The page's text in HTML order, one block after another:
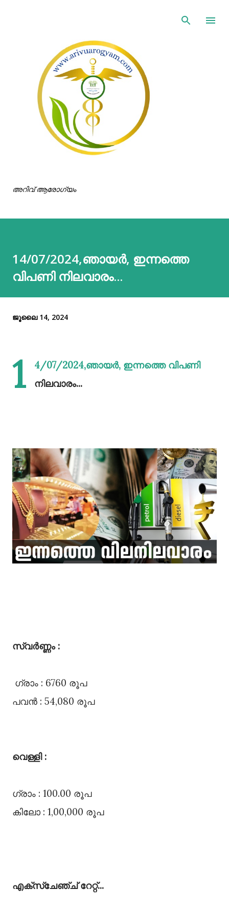
അറിവ് ആരോഗ്യം
14/07/2024,ഞായർ, ഇന്നത്തെ
വിപണി നിലവാരം...
ജൂലൈ 14, 2024
1
4/07/2024,ഞായർ, ഇന്നത്തെ വിപണി
നിലവാരം...
സ്വർണ്ണം :
ഗ്രാം : 6760 രൂപ
പവൻ : 54,080 രൂപ
വെള്ളി :
ഗ്രാം : 100.00 രൂപ
കിലോ : 1,00,000 രൂപ
എക്സ്ചേഞ്ച്‌ റേറ്റ്‌...